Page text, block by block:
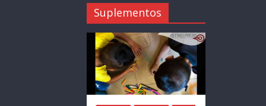
Suplementos